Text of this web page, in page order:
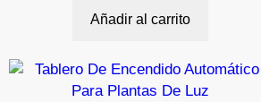
Añadir al carrito